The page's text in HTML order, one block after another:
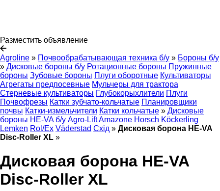
Разместить объявление
Agroline » Почвообрабатывающая техника б/у » Бороны б/у
» Дисковые бороны б/у Ротационные бороны Пружинные
бороны Зубовые бороны Плуги оборотные Культиваторы
Агрегаты предпосевные Мульчеры для трактора
Стерневые культиваторы Глубокорыхлители Плуги
Почвофрезы Катки зубчато-кольчатые Планировщики
почвы Катки-измельчители Катки кольчатые » Дисковые
бороны HE-VA б/у Agro-LiftAmazone Horsch Köckerling
Lemken Rol/Ex Väderstad Схід » Дисковая борона HE-VA
Disc-Roller XL »
Дисковая борона HE-VA
Disc-Roller XL